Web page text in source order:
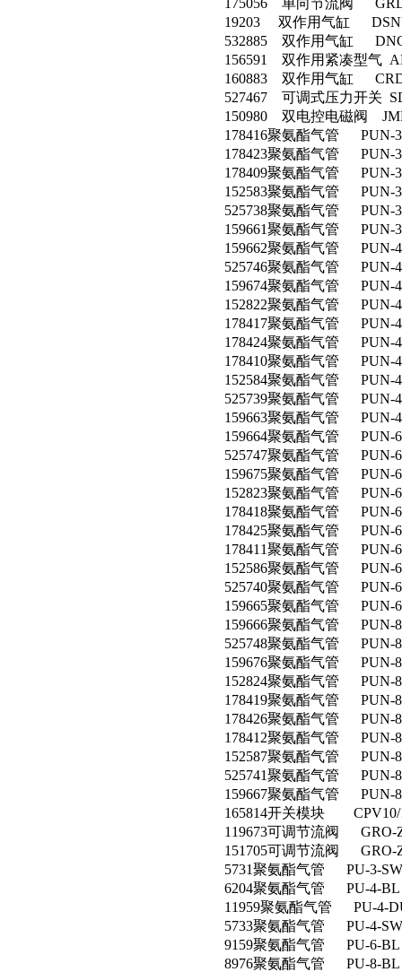
175056 单向节流阀
19203 双作用气缸
532885 双作用气缸
156591 双作用紧凑型气
160883 双作用气缸
527467 可调式压力开关
150980 双电控电磁阀
178416聚氨酯气管 PUN-
178423聚氨酯气管 PUN-
178409聚氨酯气管 PUN-
152583聚氨酯气管 PUN-
525738聚氨酯气管 PUN-
159661聚氨酯气管 PUN-
159662聚氨酯气管 PUN-
525746聚氨酯气管 PUN-
159674聚氨酯气管 PUN-
152822聚氨酯气管 PUN-
178417聚氨酯气管 PUN-
178424聚氨酯气管 PUN-
178410聚氨酯气管 PUN-
152584聚氨酯气管 PUN-
525739聚氨酯气管 PUN-
159663聚氨酯气管 PUN-
159664聚氨酯气管 PUN-
525747聚氨酯气管 PUN-
159675聚氨酯气管 PUN-
152823聚氨酯气管 PUN-
178418聚氨酯气管 PUN-
178425聚氨酯气管 PUN-
178411聚氨酯气管 PUN-
152586聚氨酯气管 PUN-
525740聚氨酯气管 PUN-
159665聚氨酯气管 PUN-
159666聚氨酯气管 PUN-
525748聚氨酯气管 PUN-
159676聚氨酯气管 PUN-
152824聚氨酯气管 PUN-
178419聚氨酯气管 PUN-
178426聚氨酯气管 PUN-
178412聚氨酯气管 PUN-
152587聚氨酯气管 PUN-
525741聚氨酯气管 PUN-
159667聚氨酯气管 PUN-
165814开关模块 CPV10/
119673可调节流阀 GRO-
151705可调节流阀 GRO-
5731聚氨酯气管 PU-3-SW
6204聚氨酯气管 PU-4-BL
11959聚氨酯气管 PU-4-
5733聚氨酯气管 PU-4-SW
9159聚氨酯气管 PU-6-BL
8976聚氨酯气管 PU-8-BL